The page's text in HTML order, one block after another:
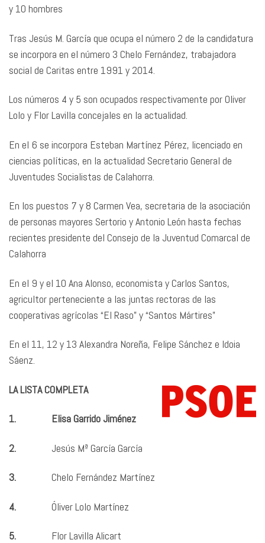
y 10 hombres
Tras Jesús M. García que ocupa el número 2 de la candidatura
se incorpora en el número 3 Chelo Fernández, trabajadora
social de Caritas entre 1991 y 2014.
Los números 4 y 5 son ocupados respectivamente por Oliver
Lolo y Flor Lavilla concejales en la actualidad.
En el 6 se incorpora Esteban Martínez Pérez, licenciado en
ciencias políticas, en la actualidad Secretario General de
Juventudes Socialistas de Calahorra.
En los puestos 7 y 8 Carmen Vea, secretaria de la asociación
de personas mayores Sertorio y Antonio León hasta fechas
recientes presidente del Consejo de la Juventud Comarcal de
Calahorra
En el 9 y el 10 Ana Alonso, economista y Carlos Santos,
agricultor perteneciente a las juntas rectoras de las
cooperativas agrícolas “El Raso” y “Santos Mártires”
En el 11, 12 y 13 Alexandra Noreña, Felipe Sánchez e Idoia
Sáenz.
LA LISTA COMPLETA
1. Elisa Garrido Jiménez
2. Jesús Mª García García
3. Chelo Fernández Martínez
4. Óliver Lolo Martínez
5. Flor Lavilla Alicart